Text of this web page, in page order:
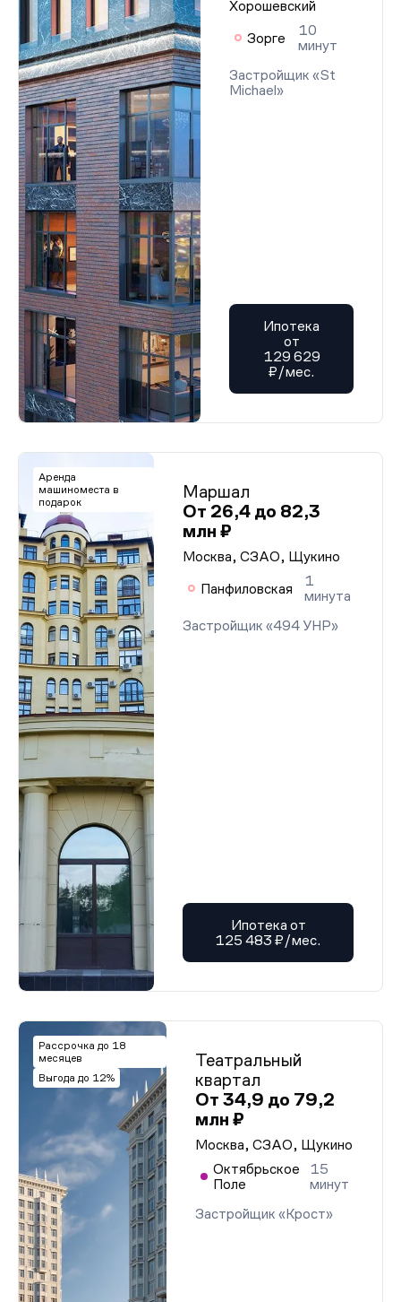
Хорошевский
Зорге
10
минут
Застройщик «St
Michael»
Ипотека
от
129 629
₽/мес.
Аренда
машиноместа в
подарок
Маршал
От 26,4 до 82,3
млн ₽
Москва, СЗАО, Щукино
Панфиловская
1
минута
Застройщик «494 УНР»
Ипотека от
125 483 ₽/мес.
Рассрочка до 18
месяцев
Выгода до 12%
Театральный
квартал
От 34,9 до 79,2
млн ₽
Москва, СЗАО, Щукино
Октябрьское
Поле
15
минут
Застройщик «Крост»